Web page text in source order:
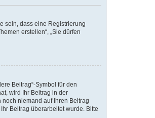
sein, dass eine Registrierung
erstellen“, „Sie dürfen
Beitrag“-Symbol für den
wird Ihr Beitrag in der
niemand auf Ihren Beitrag
Beitrag überarbeitet wurde. Bitte